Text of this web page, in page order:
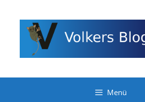
Inhalt
springen
Menü